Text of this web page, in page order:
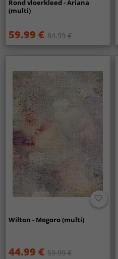
Rond vloerkleed - Ariana
(multi)
59.99 € 84.99 €
Wilton - Mogoro (multi)
44.99 € 59.99 €